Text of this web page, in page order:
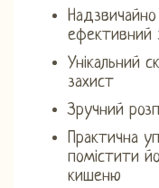
ефективний
Унікальний
захист
Зручний
Практична
помістити
кишеню